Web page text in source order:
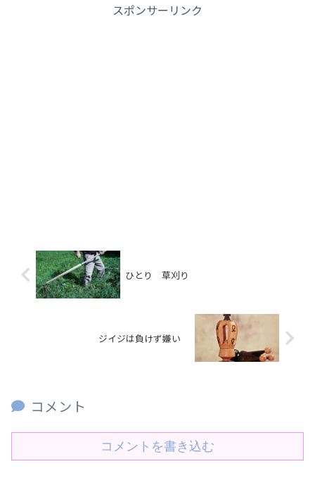
スポンサーリンク
ひとり 草刈り
ジイジは負けず嫌い
コメント
コメントを書き込む